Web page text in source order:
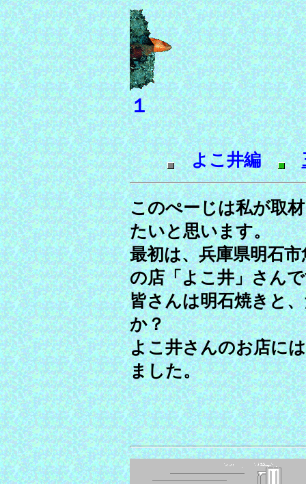
１
よこ井編
このぺーじは私が取
たいと思います。
最初は、兵庫県明石
の店「よこ井」さん
皆さんは明石焼きと
か？
よこ井さんのお店に
ました。